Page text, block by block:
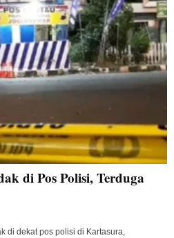
di Pos Polisi, Terduga
di dekat pos polisi di Kartasura,